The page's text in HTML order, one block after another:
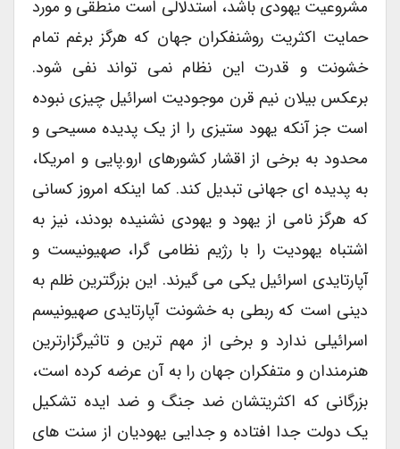
مشروعیت یهودی باشد، استدلالی است منطقی و مورد
حمایت اکثریت روشنفکران جهان که هرگز برغم تمام
خشونت و قدرت این نظام نمی تواند نفی شود.
برعکس بیلان نیم قرن موجودیت اسرائیل چیزی نبوده
است جز آنکه یهود ستیزی را از یک پدیده مسیحی و
محدود به برخی از اقشار کشورهای ارو.پایی و امریکا،
به پدیده ای جهانی تبدیل کند. کما اینکه امروز کسانی
که هرگز نامی از یهود و یهودی نشنیده بودند، نیز به
اشتباه یهودیت را با رژیم نظامی گرا، صهیونیست و
آپارتایدی اسرائیل یکی می گیرند. این بزرگترین ظلم به
دینی است که ربطی به خشونت آپارتایدی صهیونیسم
اسرائیلی ندارد و برخی از مهم ترین و تاثیرگزارترین
هنرمندان و متفکران جهان را به آن عرضه کرده است،
بزرگانی که اکثریتشان ضد جنگ و ضد ایده تشکیل
یک دولت جدا افتاده و جدایی یهودیان از سنت های